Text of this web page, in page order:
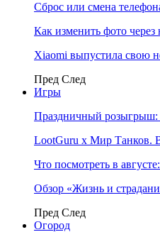
Сброс или смена
Как изменить фото
Xiaomi выпустила свою
Пред След
Игры
Праздничный розыгрыш:
LootGuru x Мир Танков.
Что посмотреть в
Обзор «Жизнь и
Пред След
Огород